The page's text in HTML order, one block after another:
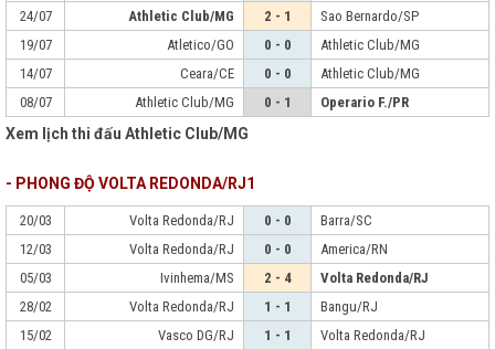
24/07
Athletic Club/MG 2 - 1
Sao Bernardo/SP
19/07
Atletico/GO 0 - 0
Athletic Club/MG
14/07
Ceara/CE 0 - 0
Athletic Club/MG
08/07
Athletic Club/MG 0 - 1 Operario F./PR
Xem lịch thi đấu Athletic Club/MG
- PHONG ĐỘ VOLTA REDONDA/RJ1
20/03 Volta Redonda/RJ 0 - 0
Barra/SC
12/03
Volta Redonda/RJ 0 - 0
America/RN
05/03
Ivinhema/MS 2 - 4
Volta Redonda/RJ
28/02
Volta Redonda/RJ 1 - 1
Bangu/RJ
15/02
Vasco DG/RJ 1 - 1 Volta Redonda/RJ